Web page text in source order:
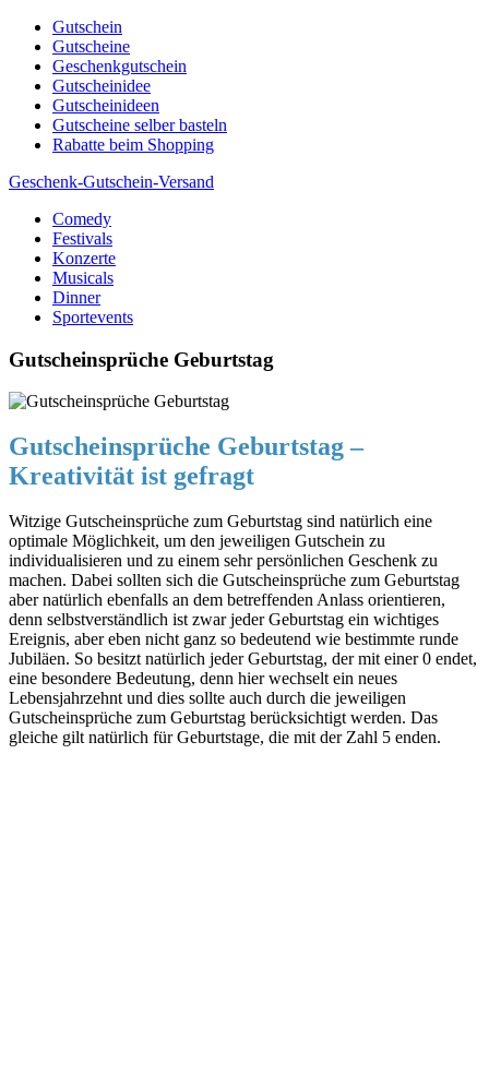
Skip
content
Gutschein
Gutscheine
Geschenkgutschein
Gutscheinidee
Gutscheinideen
Gutscheine selber basteln
Rabatte beim Shopping
Geschenk-Gutschein-Versand
Gutscheine, Gutscheinsprüche und Geschenkideen
Comedy
Festivals
Konzerte
Musicals
Dinner
Sportevents
Gutscheinsprüche Geburtstag
Gutscheinsprüche Geburtstag –
Kreativität ist gefragt
Witzige Gutscheinsprüche zum Geburtstag sind natürlich eine
optimale Möglichkeit, um den jeweiligen Gutschein zu
individualisieren und zu einem sehr persönlichen Geschenk zu
machen. Dabei sollten sich die Gutscheinsprüche zum Geburtstag
aber natürlich ebenfalls an dem betreffenden Anlass orientieren,
denn selbstverständlich ist zwar jeder Geburtstag ein wichtiges
Ereignis, aber eben nicht ganz so bedeutend wie bestimmte runde
Jubiläen. So besitzt natürlich jeder Geburtstag, der mit einer 0 endet,
eine besondere Bedeutung, denn hier wechselt ein neues
Lebensjahrzehnt und dies sollte auch durch die jeweiligen
Gutscheinsprüche zum Geburtstag berücksichtigt werden. Das
gleiche gilt natürlich für Geburtstage, die mit der Zahl 5 enden.